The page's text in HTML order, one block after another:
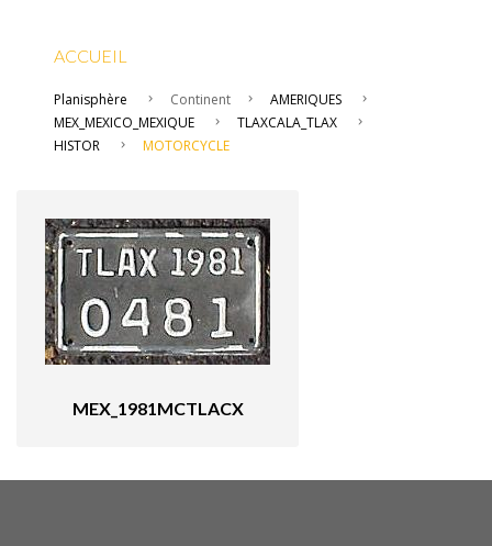
ACCUEIL
Planisphère Continent
AMERIQUES
MEX_MEXICO_MEXIQUE
TLAXCALA_TLAX
HISTOR
MOTORCYCLE
MEX_1981MCTLACX